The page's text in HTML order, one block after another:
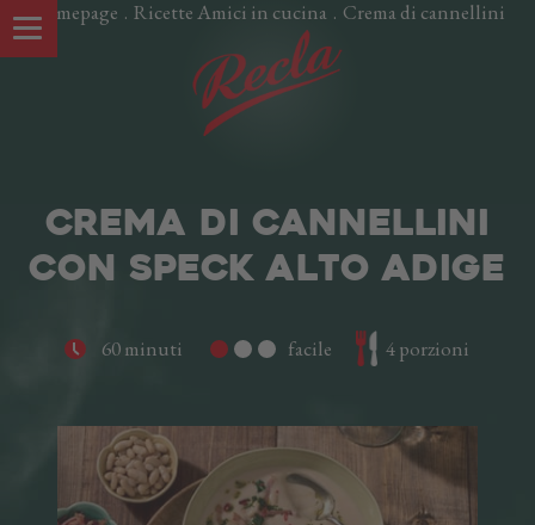
Homepage . Ricette Amici in cucina . Crema di cannellini
LE NOSTRE SPECIALITÀ
UNA STORIA DI FAMIGLIA
CREMA DI CANNELLINI
CON SPECK ALTO ADIGE
60 minuti facile 4 porzioni